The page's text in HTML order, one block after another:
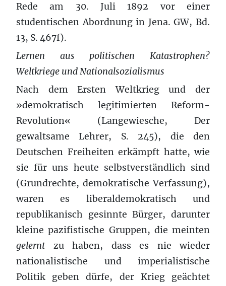
Rede am 30. Juli 1892 vor einer
studentischen Abordnung in Jena. GW, Bd.
13, S. 467f).
Lernen aus politischen Katastrophen?
Weltkriege und Nationalsozialismus
Nach dem Ersten Weltkrieg und der
»demokratisch legitimierten Reform-
Revolution« (Langewiesche, Der
gewaltsame Lehrer, S. 245), die den
Deutschen Freiheiten erkämpft hatte, wie
sie für uns heute selbstverständlich sind
(Grundrechte, demokratische Verfassung),
waren es liberaldemokratisch und
republikanisch gesinnte Bürger, darunter
kleine pazifistische Gruppen, die meinten
gelerntzu haben, dass es nie wieder
nationalistische und imperialistische
Politik geben dürfe, der Krieg geächtet